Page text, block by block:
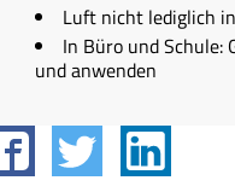
Luft nicht lediglich
In Büro und Schule:
und anwenden